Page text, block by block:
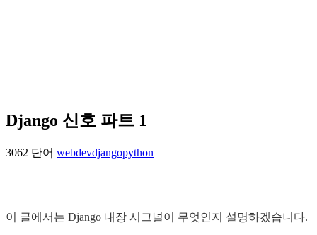
Django 신호 파트 1
3062 단어 webdevdjangopython
이 글에서는 Django 내장 시그널이 무엇인지 설명하겠습니다.